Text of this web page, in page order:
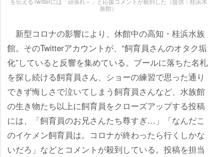
族館）
新型コロナの影響により、休館中の高知・桂浜水族
館。そのTwitterアカウントが、“飼育員さんのオタク垢
化”していると反響を集めている。プールに落ちた名札
を探し続ける飼育員さん、ショーの練習で思った通り
できず悔しさで泣いてしまう飼育員さんなど、水族館
の生き物たち以上に飼育員をクローズアップする投稿
には、「飼育員のお兄さんたち尊すぎ…」「なんだこ
のイケメン飼育員は。コロナが終わったら行くしかな
いだろ」などとコメントが殺到している。投稿を担当